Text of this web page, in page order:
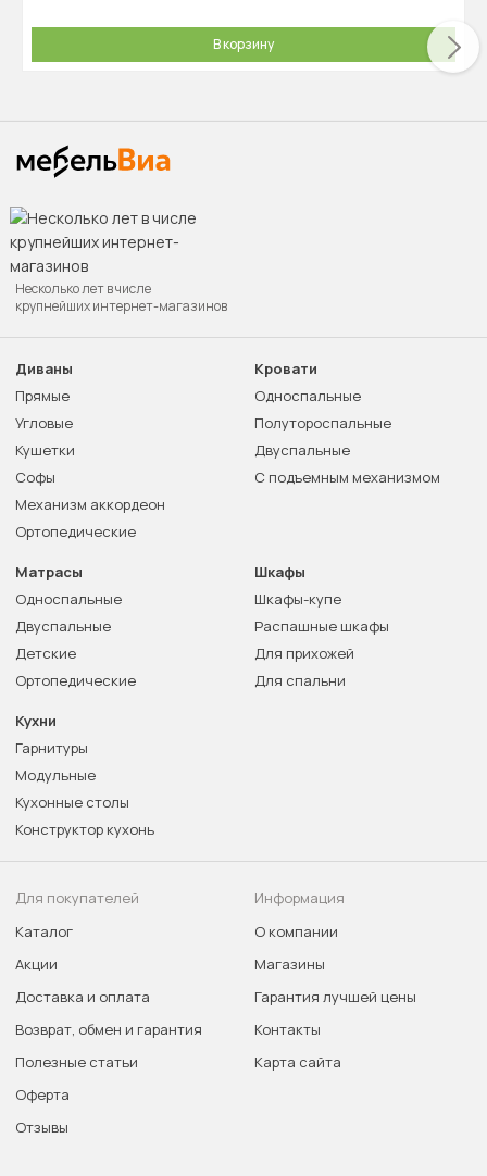
В корзину
Несколько лет в числе
крупнейших интернет-магазинов
Диваны
Прямые
Угловые
Кушетки
Софы
Механизм аккордеон
Ортопедические
Кровати
Односпальные
Полутороспальные
Двуспальные
С подъемным механизмом
Матрасы
Односпальные
Двуспальные
Детские
Ортопедические
Шкафы
Шкафы-купе
Распашные шкафы
Для прихожей
Для спальни
Кухни
Гарнитуры
Модульные
Кухонные столы
Конструктор кухонь
Для покупателей
Каталог
Акции
Доставка и оплата
Возврат, обмен и гарантия
Полезные статьи
Оферта
Отзывы
Информация
О компании
Магазины
Гарантия лучшей цены
Контакты
Карта сайта